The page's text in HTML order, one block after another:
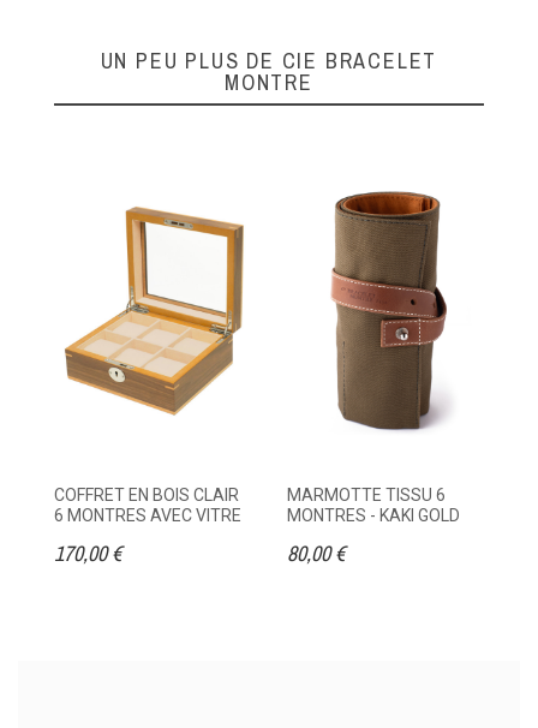
UN PEU PLUS DE CIE BRACELET
MONTRE
COFFRET EN BOIS CLAIR
6 MONTRES AVEC VITRE
170,00 €
MARMOTTE TISSU 6
MONTRES - KAKI GOLD
80,00 €